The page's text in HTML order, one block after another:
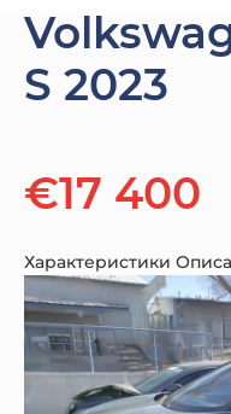
S 2023
€17 400
Характеристики